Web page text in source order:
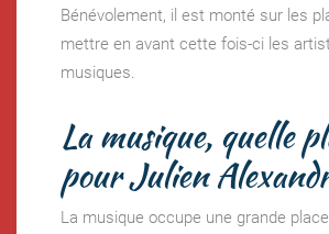
Bénévolement, il est monté sur les
mettre en avant cette fois-ci les
musiques.
La musique, quelle
pour Julien
La musique occupe une grande